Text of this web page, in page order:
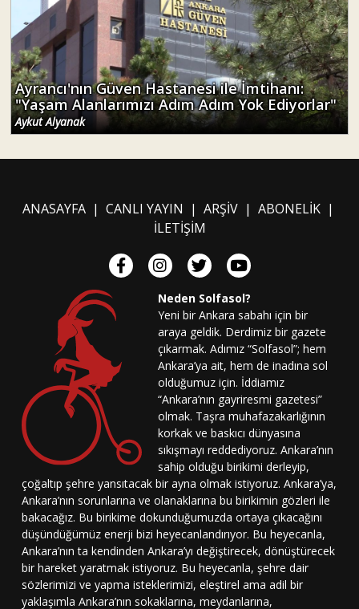
Ayrancı'nın Güven Hastanesi ile İmtihanı:
"Yaşam Alanlarımızı Adım Adım Yok Ediyorlar"
Aykut Alyanak
ANASAYFA| CANLI YAYIN | ARŞİV| ABONELİK|
İLETİŞİM
Neden Solfasol?
Yeni bir Ankara sabahı için bir
araya geldik. Derdimiz bir gazete
çıkarmak. Adımız “Solfasol”; hem
Ankara’ya ait, hem de inadına sol
olduğumuz için. İddiamız
“Ankara’nın gayriresmi gazetesi”
olmak. Taşra muhafazakarlığının
korkak ve baskıcı dünyasına
sıkışmayı reddediyoruz. Ankara’nın
sahip olduğu birikimi derleyip,
çoğaltıp şehre yansıtacak bir ayna olmak istiyoruz. Ankara’ya,
Ankara’nın sorunlarına ve olanaklarına bu birikimin gözleri ile
bakacağız. Bu birikime dokunduğumuzda ortaya çıkacağını
düşündüğümüz enerji bizi heyecanlandırıyor. Bu heyecanla,
Ankara’nın ta kendinden Ankara’yı değiştirecek, dönüştürecek
bir hareket yaratmak istiyoruz. Bu heyecanla, şehre dair
sözlerimizi ve yapma isteklerimizi, eleştirel ama adil bir
yaklaşımla Ankara’nın sokaklarına, meydanlarına,